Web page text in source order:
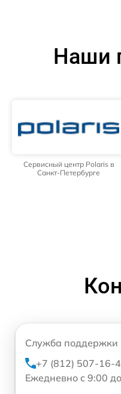
Наши
Сервисный центр Polaris в
Санкт-Петербурге
Служба поддержки
+7 (812) 507-16-
Ежедневно с 9:00